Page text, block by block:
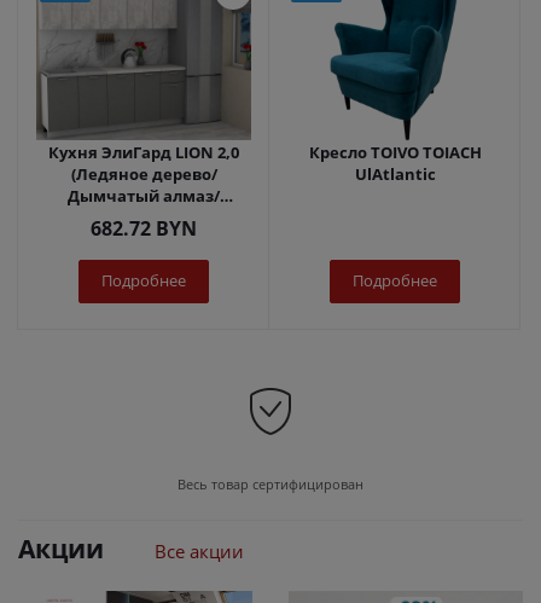
Кухня ЭлиГард LION 2,0
(Ледяное дерево/
Дымчатый алмаз/
Королевский опал)
682.72 BYN
Подробнее
Кресло TOIVO TOIACH
UlAtlantic
Подробнее
Весь товар сертифицирован
Акции Все акции